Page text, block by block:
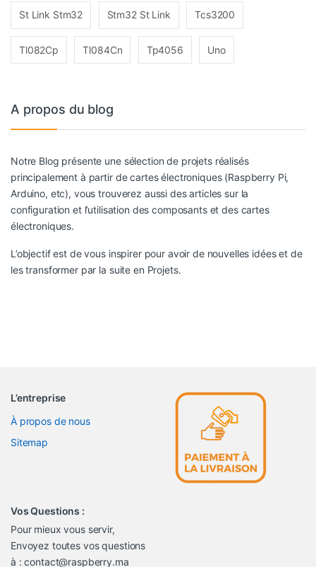
St Link Stm32 Stm32 St Link Tcs3200
Tl082Cp Tl084Cn Tp4056 Uno
A propos du blog
Notre Blog présente une sélection de projets réalisés
principalement à partir de cartes électroniques (Raspberry Pi,
Arduino, etc), vous trouverez aussi des articles sur la
configuration et l’utilisation des composants et des cartes
électroniques.
L’objectif est de vous inspirer pour avoir de nouvelles idées et de
les transformer par la suite en Projets.
L’entreprise
À propos de nous
Sitemap
Vos Questions :
Pour mieux vous servir,
Envoyez toutes vos questions
à : contact@raspberry.ma